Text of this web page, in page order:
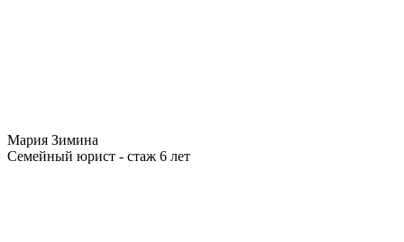
Мария Зимина
Семейный юрист - стаж 6 лет